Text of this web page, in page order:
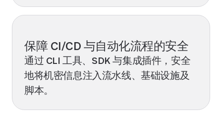
保障 CI/CD 与自动化流程的安全
通过 CLI 工具、SDK 与集成插件，安全
地将机密信息注入流水线、基础设施及
脚本。